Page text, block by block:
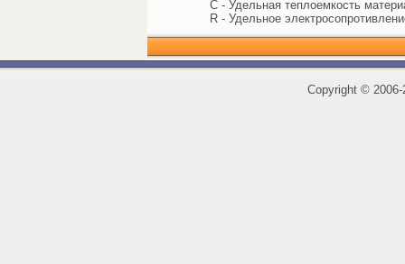
C - Удельная теплоемкость
R - Удельное
Copyright ©